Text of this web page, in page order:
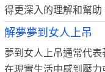
得更深入的理解和幫助
解夢夢到女人上吊
夢到女人上吊通常代
在現實生活中感到壓